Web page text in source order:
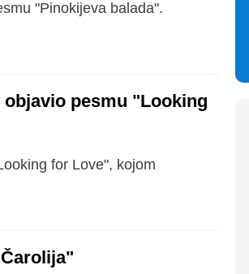
"Pinokijeva balada".
objavio pesmu "Looking
for Love", kojom